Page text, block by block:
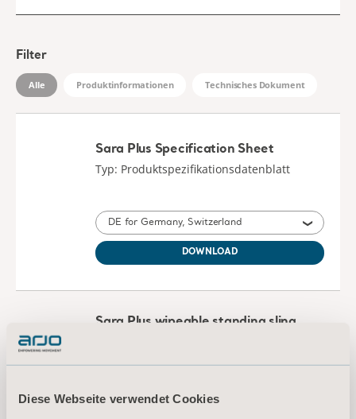
Diese Webseite verwendet Cookies
Filter
Alle Produktinformationen Technisches Dokument
Sara Plus Specification Sheet
Typ: Produktspezifikationsdatenblatt
DE for Germany, Switzerland
DOWNLOAD
Sara Plus wipeable standing sling
DE Germany